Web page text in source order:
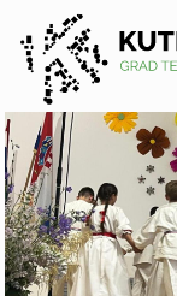
Kutina